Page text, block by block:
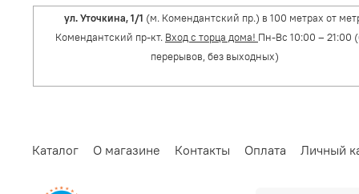
ул. Уточкина, 1/1 (м. Комендантский пр.) в 100 метрах от
Комендантский пр-кт. Вход с торца дома! Пн-Вс 10:00 – 21:00
перерывов, без выходных)
Каталог О магазине Контакты Оплата Личный